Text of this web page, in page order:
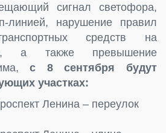
сигнал светофора,
линией, нарушение правил
средств на
а также превышение
с 8 сентября будут
участках:
Ленина – переулок